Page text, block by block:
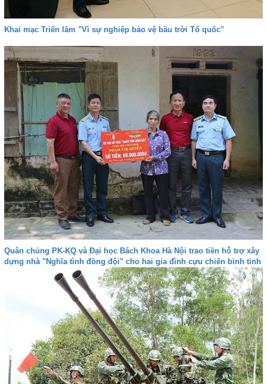
Khai mạc Triển lãm "Vì sự nghiệp bảo vệ bầu trời Tổ quốc"
Quân chủng PK-KQ và Đại học Bách Khoa Hà Nội trao tiền hỗ trợ xây
dựng nhà "Nghĩa tình đồng đội" cho hai gia đình cựu chiến binh tỉnh